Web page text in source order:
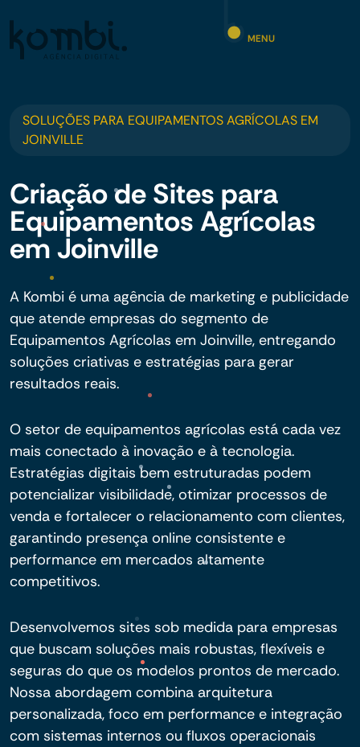
MENU
SOLUÇÕES PARA EQUIPAMENTOS AGRÍCOLAS EM
JOINVILLE
Criação de Sites para
Equipamentos Agrícolas
em Joinville
A Kombi é uma agência de marketing e publicidade
que atende empresas do segmento de
Equipamentos Agrícolas em Joinville, entregando
soluções criativas e estratégias para gerar
resultados reais.
O setor de equipamentos agrícolas está cada vez
mais conectado à inovação e à tecnologia.
Estratégias digitais bem estruturadas podem
potencializar visibilidade, otimizar processos de
venda e fortalecer o relacionamento com clientes,
garantindo presença online consistente e
performance em mercados altamente
competitivos.
Desenvolvemos sites sob medida para empresas
que buscam soluções mais robustas, flexíveis e
seguras do que os modelos prontos de mercado.
Nossa abordagem combina arquitetura
personalizada, foco em performance e integração
com sistemas internos ou fluxos operacionais